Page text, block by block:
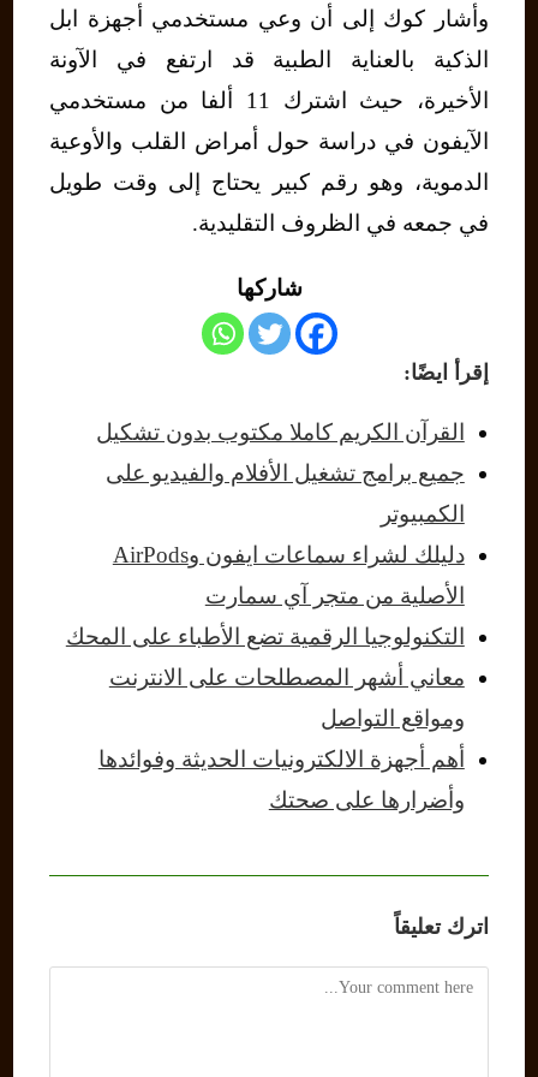
وأشار كوك إلى أن وعي مستخدمي أجهزة ابل
الذكية بالعناية الطبية قد ارتفع في الآونة
الأخيرة، حيث اشترك 11 ألفا من مستخدمي
الآيفون في دراسة حول أمراض القلب والأوعية
الدموية، وهو رقم كبير يحتاج إلى وقت طويل
في جمعه في الظروف التقليدية.
شاركها
إقرأ ايضًا:
القرآن الكريم كاملا مكتوب بدون تشكيل
جميع برامج تشغيل الأفلام والفيديو على
الكمبيوتر
دليلك لشراء سماعات ايفون وAirPods
الأصلية من متجر آي سمارت
التكنولوجيا الرقمية تضع الأطباء على المحك
معاني أشهر المصطلحات على الانترنت
ومواقع التواصل
أهم أجهزة الالكترونيات الحديثة وفوائدها
وأضرارها على صحتك
اترك تعليقاً
Comment